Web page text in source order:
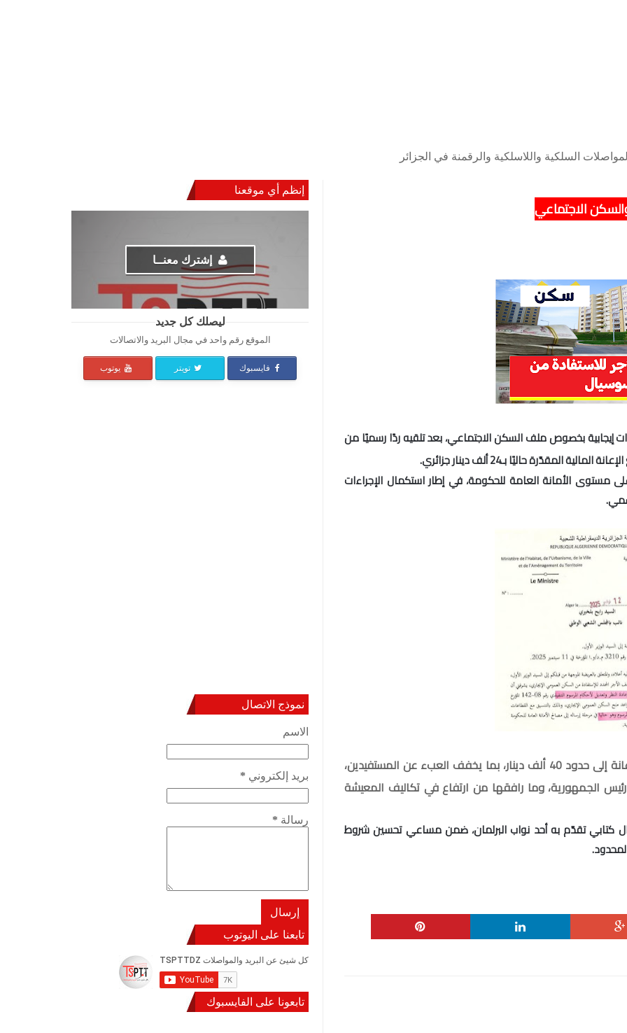
السلكية واللاسلكية والرقمنة في الجزائر
إيجابية بخصوص ملف السكن الاجتماعي، بعد تلقيه ردًا رسميًا من
حاليًا بـ24 ألف دينار جزائري.
مستوى الأمانة العامة للحكومة، في إطار استكمال الإجراءات
وأعرب بقدور بن عطية عن أمله في أن تصل قيمة الإعانة إلى حدود 40 ألف دينار، بما يخفف العبء عن المستفيدين،
الجمهورية، وما رافقها من ارتفاع في تكاليف المعيشة
كتابي تقدّم به أحد نواب البرلمان، ضمن مساعي تحسين شروط
إنظم أي موقعنا
إشترك معنــا
ليصلك كل جديد
الموقع رقم واحد في مجال البريد والاتصالات
فايسبوك تويتر يوتوب
نموذج الاتصال
الاسم
بريد إلكتروني *
رسالة *
تابعنا على اليوتوب
تابعونا على الفايسبوك